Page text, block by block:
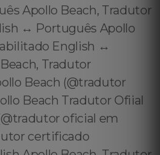
Apollo Beach, Tradutor
↔️ Português Apollo
English ↔️
Tradutor
Beach (@tradutor
Beach Tradutor Ofiial
oficial em
certificado